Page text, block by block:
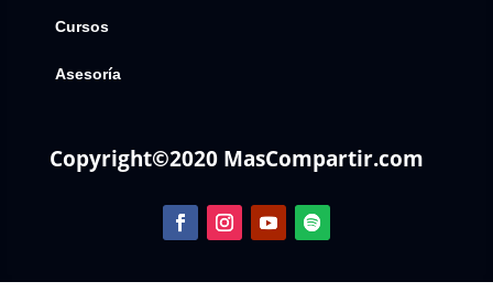
Cursos
Asesoría
Copyright©2020 MasCompartir.com